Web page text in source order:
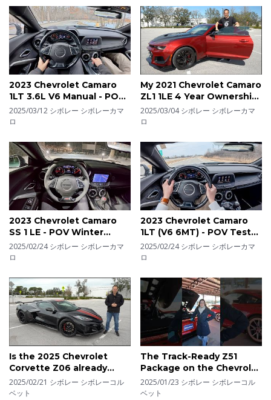
2023 Chevrolet Camaro
1LT 3.6L V6 Manual - POV
Driving Impressions vs. SS
6MT
2025/03/12 シボレー シボレーカマ
ロ
My 2021 Chevrolet Camaro
ZL1 1LE 4 Year Ownership
Update!
2025/03/04 シボレー シボレーカマ
ロ
2023 Chevrolet Camaro
SS 1 LE - POV Winter
Driving Impressions
2025/02/24 シボレー シボレーカマ
ロ
2023 Chevrolet Camaro
1LT (V6 6MT) - POV Test
Drive (Binaural Audio)
2025/02/24 シボレー シボレーカマ
ロ
Is the 2025 Chevrolet
Corvette Z06 already
OBSOLETE because of
the C8 ZR1?
2025/02/21 シボレー シボレーコル
ベット
The Track-Ready Z51
Package on the Chevrolet
Corvette Stingray
2025/01/23 シボレー シボレーコル
ベット